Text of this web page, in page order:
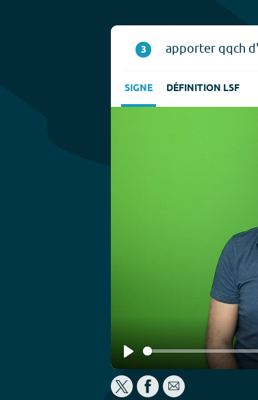
3 apporter qqch
SIGNE DÉFINITION LSF
Play